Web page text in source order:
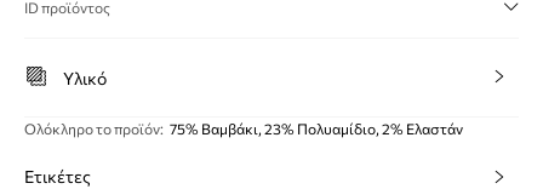
ID προϊόντος
Υλικό
Ολόκληρο το προϊόν: 75% Βαμβάκι, 23% Πολυαμίδιο, 2% Ελαστάν
Ετικέτες